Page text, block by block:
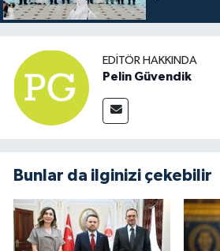
EDITÖR HAKKINDA
Pelin Güvendik
Bunlar da ilginizi çekebilir